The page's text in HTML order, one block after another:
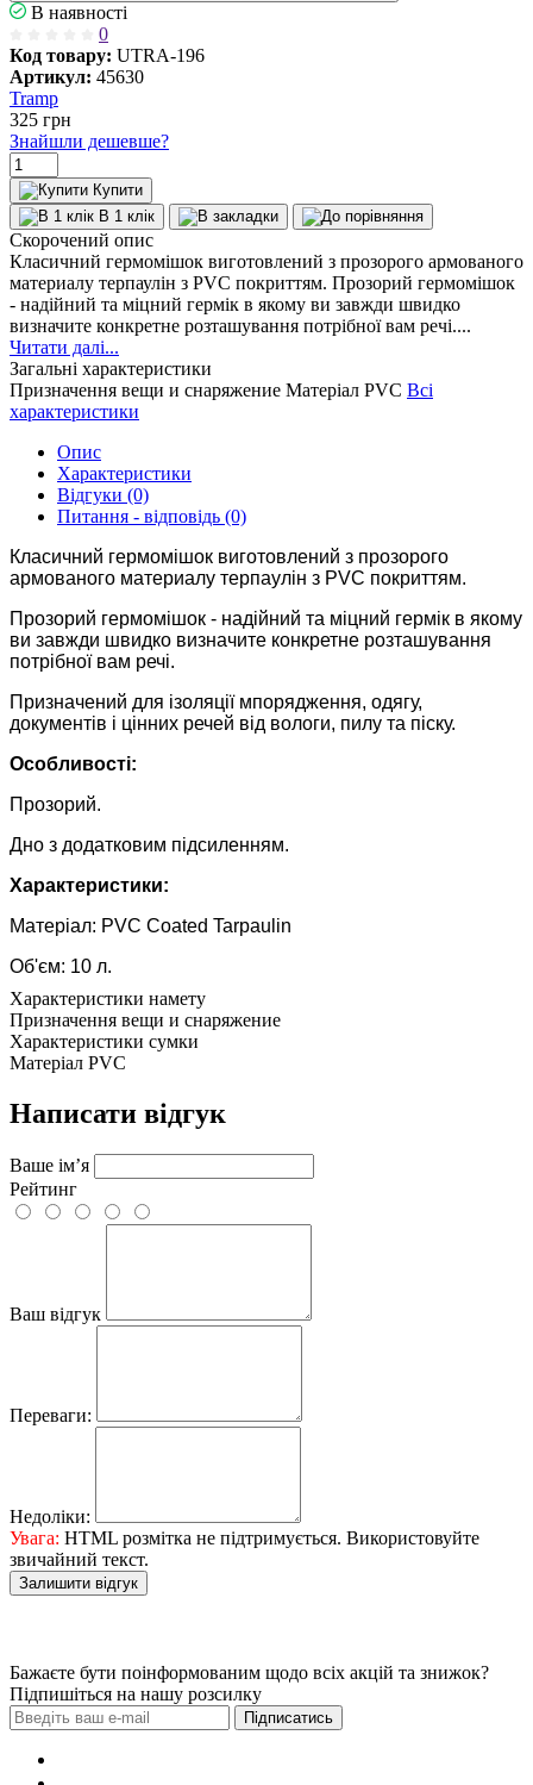
В наявності
0
Код товару: UTRA-196
Артикул: 45630
Tramp
325 грн
Знайшли дешевше?
Купити
В 1 клік
Скорочений опис
Класичний гермомішок виготовлений з прозорого армованого
материалу терпаулін з PVC покриттям. Прозорий гермомішок
- надійний та міцний гермік в якому ви завжди швидко
визначите конкретне розташування потрібної вам речі....
Читати далі...
Загальні характеристики
Призначення вещи и снаряжение Матеріал PVC Всі
характеристики
Опис
Характеристики
Відгуки (0)
Питання - відповідь (0)
Класичний гермомішок виготовлений з прозорого
армованого материалу терпаулін з PVC покриттям.
Прозорий гермомішок - надійний та міцний гермік в якому
ви завжди швидко визначите конкретне розташування
потрібної вам речі.
Призначений для ізоляції мпорядження, одягу,
документів і цінних речей від вологи, пилу та піску.
Особливості:
Прозорий.
Дно з додатковим підсиленням.
Характеристики:
Матеріал: PVC Coated Tarpaulin
Об'єм: 10 л.
Характеристики намету
Призначення вещи и снаряжение
Характеристики сумки
Матеріал PVC
Написати відгук
Ваше ім’я
Рейтинг
Ваш відгук
Переваги:
Недоліки:
Увага: HTML розмітка не підтримується. Використовуйте
звичайний текст.
Залишити відгук
Бажаєте бути поінформованим щодо всіх акцій та знижок?
Підпишіться на нашу розсилку
Підписатись